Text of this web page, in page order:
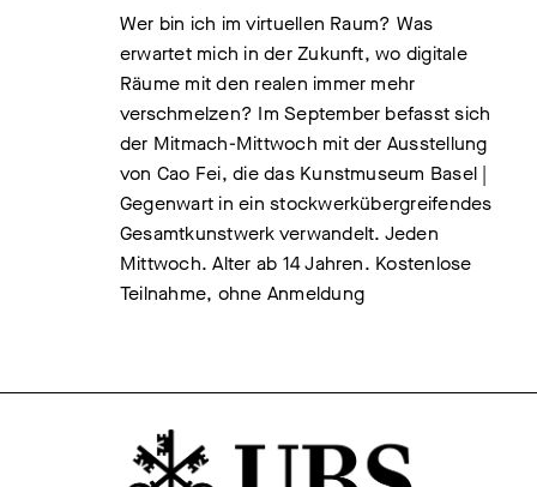
Wer bin ich im virtuellen Raum? Was
erwartet mich in der Zukunft, wo digitale
Räume mit den realen immer mehr
verschmelzen? Im September befasst sich
der Mitmach-Mittwoch mit der Ausstellung
von Cao Fei, die das Kunstmuseum Basel |
Gegenwart in ein stockwerkübergreifendes
Gesamtkunstwerk verwandelt. Jeden
Mittwoch. Alter ab 14 Jahren. Kostenlose
Teilnahme, ohne Anmeldung